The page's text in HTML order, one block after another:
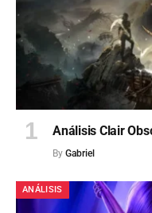
Análisis Clair
By Gabriel
ANÁLISIS